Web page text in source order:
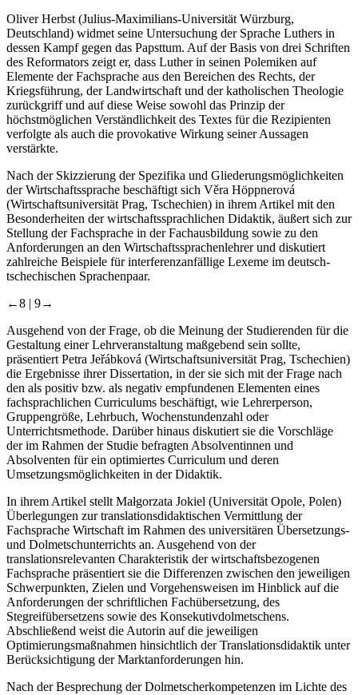
Oliver Herbst (Julius-Maximilians-Universität Würzburg,
Deutschland) widmet seine Untersuchung der Sprache Luthers in
dessen Kampf gegen das Papsttum. Auf der Basis von drei Schriften
des Reformators zeigt er, dass Luther in seinen Polemiken auf
Elemente der Fachsprache aus den Bereichen des Rechts, der
Kriegsführung, der Landwirtschaft und der katholischen Theologie
zurückgriff und auf diese Weise sowohl das Prinzip der
höchstmöglichen Verständlichkeit des Textes für die Rezipienten
verfolgte als auch die provokative Wirkung seiner Aussagen
verstärkte.
Nach der Skizzierung der Spezifika und Gliederungsmöglichkeiten
der Wirtschaftssprache beschäftigt sich Věra Höppnerová
(Wirtschaftsuniversität Prag, Tschechien) in ihrem Artikel mit den
Besonderheiten der wirtschaftssprachlichen Didaktik, äußert sich zur
Stellung der Fachsprache in der Fachausbildung sowie zu den
Anforderungen an den Wirtschaftssprachenlehrer und diskutiert
zahlreiche Beispiele für interferenzanfällige Lexeme im deutsch-
tschechischen Sprachenpaar.
←8 | 9→
Ausgehend von der Frage, ob die Meinung der Studierenden für die
Gestaltung einer Lehrveranstaltung maßgebend sein sollte,
präsentiert Petra Jeřábková (Wirtschaftsuniversität Prag, Tschechien)
die Ergebnisse ihrer Dissertation, in der sie sich mit der Frage nach
den als positiv bzw. als negativ empfundenen Elementen eines
fachsprachlichen Curriculums beschäftigt, wie Lehrerperson,
Gruppengröße, Lehrbuch, Wochenstundenzahl oder
Unterrichtsmethode. Darüber hinaus diskutiert sie die Vorschläge
der im Rahmen der Studie befragten Absolventinnen und
Absolventen für ein optimiertes Curriculum und deren
Umsetzungsmöglichkeiten in der Didaktik.
In ihrem Artikel stellt Małgorzata Jokiel (Universität Opole, Polen)
Überlegungen zur translationsdidaktischen Vermittlung der
Fachsprache Wirtschaftim Rahmen des universitären Übersetzungs-
und Dolmetschunterrichts an. Ausgehend von der
translationsrelevanten Charakteristik der wirtschaftsbezogenen
Fachsprache präsentiert sie die Differenzen zwischen den jeweiligen
Schwerpunkten, Zielen und Vorgehensweisen im Hinblick auf die
Anforderungen der schriftlichen Fachübersetzung, des
Stegreifübersetzens sowie des Konsekutivdolmetschens.
Abschließend weist die Autorin auf die jeweiligen
Optimierungsmaßnahmen hinsichtlich der Translationsdidaktik unter
Berücksichtigung der Marktanforderungen hin.
Nach der Besprechung der Dolmetscherkompetenzen im Lichte des